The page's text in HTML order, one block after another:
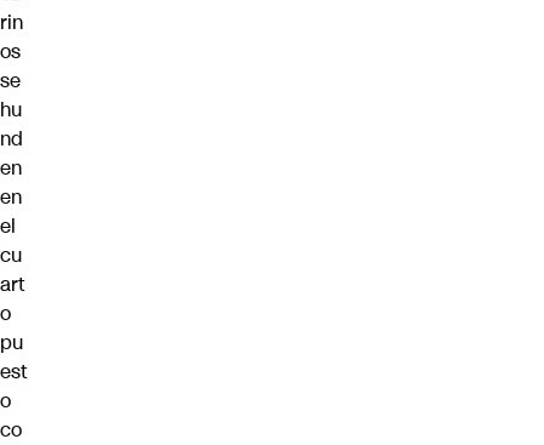
rin
os
se
hu
nd
en
en
el
cu
art
o
pu
est
o
co